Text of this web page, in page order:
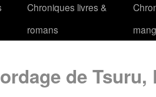
Chroniques livres &
romans
de